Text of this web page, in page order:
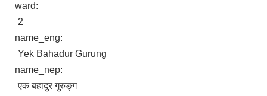
ward:
2
name_eng:
Yek Bahadur Gurung
name_nep:
एक बहादुर गुरुङ्ग